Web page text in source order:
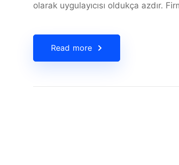
olarak uygulayıcısı oldukça azdır.
Read more